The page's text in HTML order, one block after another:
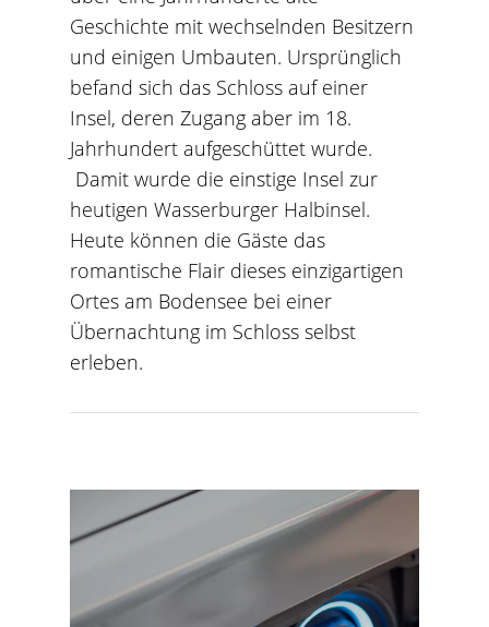
Geschichte mit wechselnden Besitzern
und einigen Umbauten. Ursprünglich
befand sich das Schloss auf einer
Insel, deren Zugang aber im 18.
Jahrhundert aufgeschüttet wurde.
Damit wurde die einstige Insel zur
heutigen Wasserburger Halbinsel.
Heute können die Gäste das
romantische Flair dieses einzigartigen
Ortes am Bodensee bei einer
Übernachtung im Schloss selbst
erleben.